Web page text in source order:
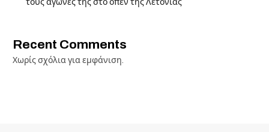
Recent Comments
Χωρίς σχόλια για εμφάνιση.